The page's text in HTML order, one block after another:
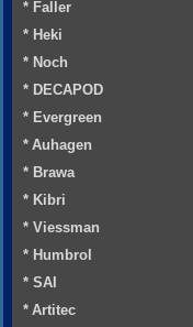
* Faller
* Heki
* Noch
* DECAPOD
* Evergreen
* Auhagen
* Brawa
* Kibri
* Viessman
* Humbrol
* SAI
* Artitec